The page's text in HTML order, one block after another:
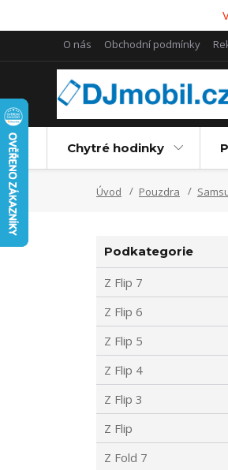
O nás Obchodní podmínky
Chytré hodinky
Úvod Pouzdra
Podkategorie
Z Flip 7
Z Flip 6
Z Flip 5
Z Flip 4
Z Flip 3
Z Flip
Z Fold 7